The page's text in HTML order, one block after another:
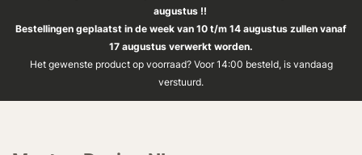
augustus !!
Bestellingen geplaatst in de week van 10 t/m 14 augustus zullen vanaf
17 augustus verwerkt worden.
Het gewenste product op voorraad? Voor 14:00 besteld, is vandaag
verstuurd.